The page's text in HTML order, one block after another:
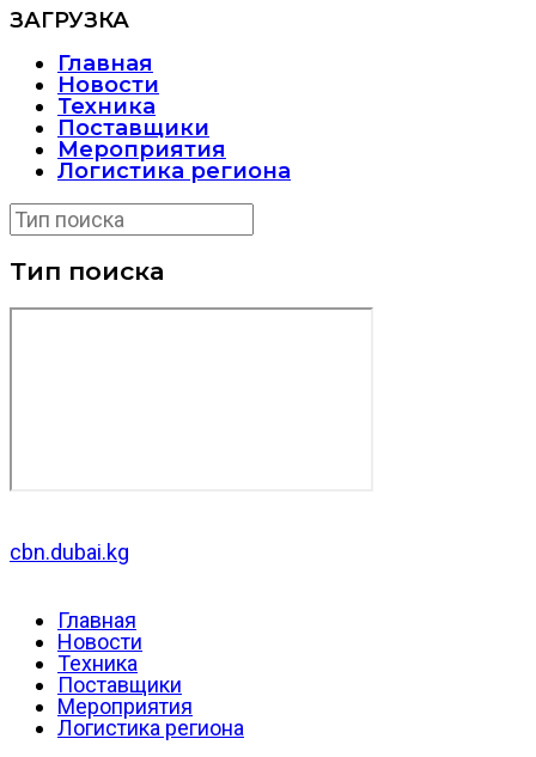
ЗАГРУЗКА
Главная
Новости
Техника
Поставщики
Мероприятия
Логистика региона
Тип поиска
cbn.dubai.kg
Главная
Новости
Техника
Поставщики
Мероприятия
Логистика региона